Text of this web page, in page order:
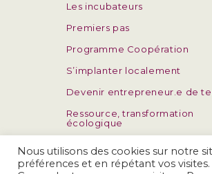
Les incubateurs
Premiers pas
Programme Coopération
S’implanter localement
Devenir entrepreneur.e de
Ressource, transformation
écologique
Nous utilisons des cookies sur notre
préférences et en répétant vos